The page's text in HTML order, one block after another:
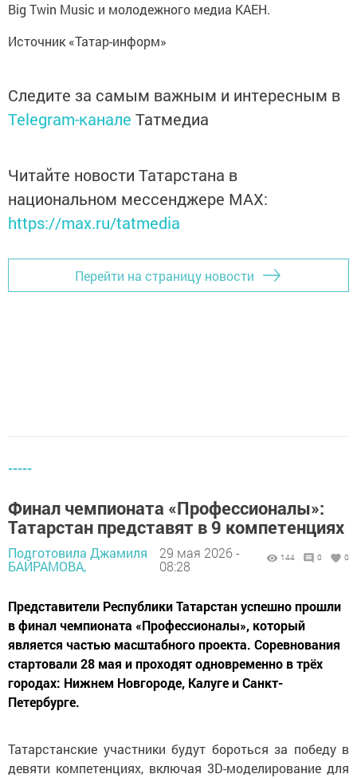
Big Twin Music и молодежного медиа КАЕН.
Источник «Татар-информ»
Следите за самым важным и интересным в
Telegram-канале Татмедиа
Читайте новости Татарстана в
национальном мессенджере MАХ:
https://max.ru/tatmedia
Перейти на страницу новости
-----
Финал чемпионата «Профессионалы»:
Татарстан представят в 9 компетенциях
Подготовила Джамиля
БАЙРАМОВА,
29 мая 2026 -
08:28
144 0 0
Представители Республики Татарстан успешно прошли
в финал чемпионата «Профессионалы», который
является частью масштабного проекта. Соревнования
стартовали 28 мая и проходят одновременно в трёх
городах: Нижнем Новгороде, Калуге и Санкт-
Петербурге.
Татарстанские участники будут бороться за победу в
девяти компетенциях, включая 3D-моделирование для